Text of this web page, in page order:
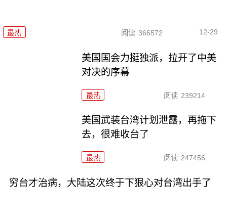
最热 阅读 366572 12-29
美国国会力挺独派，拉开了中美
对决的序幕
最热 阅读 239214
美国武装台湾计划泄露，再拖下
去，很难收台了
最热 阅读 247456
穷台才治病，大陆这次终于下狠心对台湾出手了